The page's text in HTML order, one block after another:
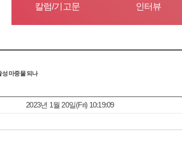
칼럼/기고문 인터뷰
마중물 되나
2023년 1월 20일(Fri) 10:19:09